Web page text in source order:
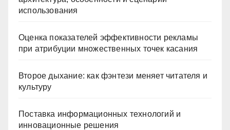
использования
Оценка показателей эффективности рекламы
при атрибуции множественных точек касания
Второе дыхание: как фэнтези меняет читателя и
культуру
Поставка информационных технологий и
инновационные решения